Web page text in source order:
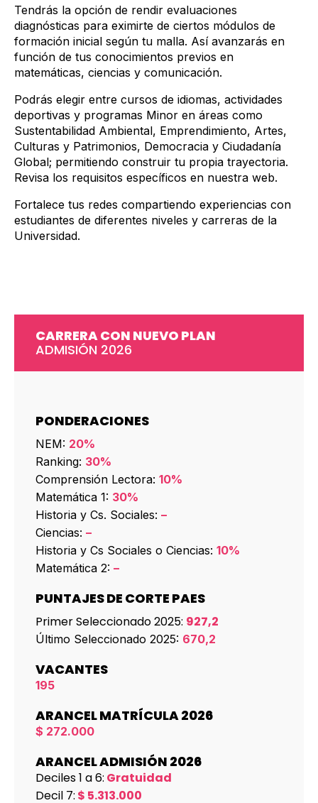
Tendrás la opción de rendir evaluaciones
diagnósticas para eximirte de ciertos módulos de
formación inicial según tu malla. Así avanzarás en
función de tus conocimientos previos en
matemáticas, ciencias y comunicación.
Podrás elegir entre cursos de idiomas, actividades
deportivas y programas Minor en áreas como
Sustentabilidad Ambiental, Emprendimiento, Artes,
Culturas y Patrimonios, Democracia y Ciudadanía
Global; permitiendo construir tu propia trayectoria.
Revisa los requisitos específicos en nuestra web.
Fortalece tus redes compartiendo experiencias con
estudiantes de diferentes niveles y carreras de la
Universidad.
CARRERA CON NUEVO PLAN
ADMISIÓN 2026
PONDERACIONES
NEM: 20%
Ranking: 30%
Comprensión Lectora: 10%
Matemática 1: 30%
Historia y Cs. Sociales: –
Ciencias: –
Historia y Cs Sociales o Ciencias: 10%
Matemática 2: –
PUNTAJES DE CORTE PAES
Primer Seleccionado 2025: 927,2
Último Seleccionado 2025: 670,2
VACANTES
195
ARANCEL MATRÍCULA 2026
$ 272.000
ARANCEL ADMISIÓN 2026
Deciles 1 a 6: Gratuidad
Decil 7: $ 5.313.000